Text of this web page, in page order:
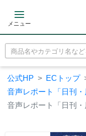
メニュー
公式HP
ECトップ
音声レポート「日刊・
音声レポート「日刊